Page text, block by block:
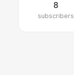
8
subscribers